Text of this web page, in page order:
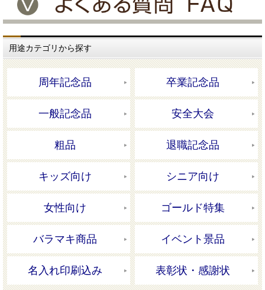
用途カテゴリから探す
周年記念品 卒業記念品
一般記念品 安全大会
粗品 退職記念品
キッズ向け シニア向け
女性向け ゴールド特集
バラマキ商品 イベント景品
名入れ印刷込み 表彰状・感謝状